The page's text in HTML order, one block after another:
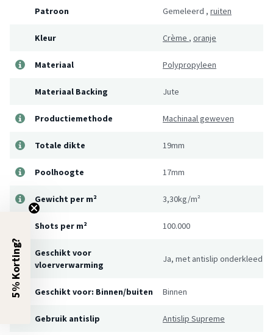
Patroon Gemeleerd , ruiten
Kleur Crème , oranje
Materiaal Polypropyleen
Materiaal Backing Jute
Productiemethode Machinaal geweven
Totale dikte 19mm
Poolhoogte 17mm
Gewicht per m² 3,30kg/m²
Shots per m² 100.000
Geschikt voor
vloerverwarming
Ja, met antislip onderkleed
Geschikt voor: Binnen/buiten Binnen
Gebruik antislip Antislip Supreme
5% Korting?